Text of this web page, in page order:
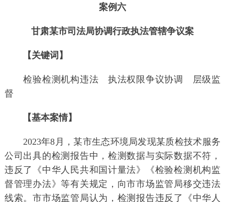
案例六
甘肃某市司法局协调行政执法管辖争议案
【关键词】
检验检测机构违法 执法权限争议协调 层级监
督
【基本案情】
2023年8月，某市生态环境局发现某质检技术服务
公司出具的检测报告中，检测数据与实际数据不符，
违反了《中华人民共和国计量法》《检验检测机构监
督管理办法》等有关规定，向市市场监管局移交违法
线索。市市场监管局认为，检测报告违反了《中华人